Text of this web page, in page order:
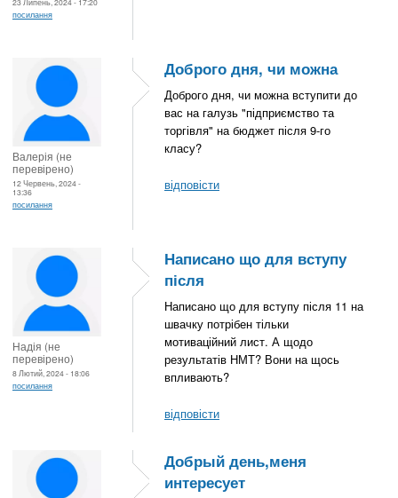
посилання
Валерія (не
перевірено)
12 Червень, 2024 -
13:36
посилання
Доброго дня, чи можна
Доброго дня, чи можна вступити до
вас на галузь "підприємство та
торгівля" на бюджет після 9-го
класу?
відповісти
Надія (не
перевірено)
8 Лютий, 2024 - 18:06
посилання
Написано що для вступу
після
Написано що для вступу після 11 на
швачку потрібен тільки
мотиваційний лист. А щодо
результатів НМТ? Вони на щось
впливають?
відповісти
Добрый день,меня
интересует